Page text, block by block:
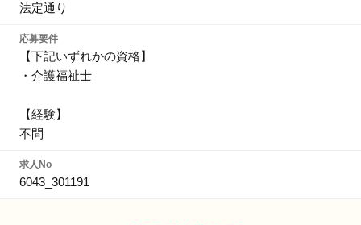
法定通り
応募要件
【下記いずれかの資格】
・介護福祉士
【経験】
不問
求人No
6043_301191